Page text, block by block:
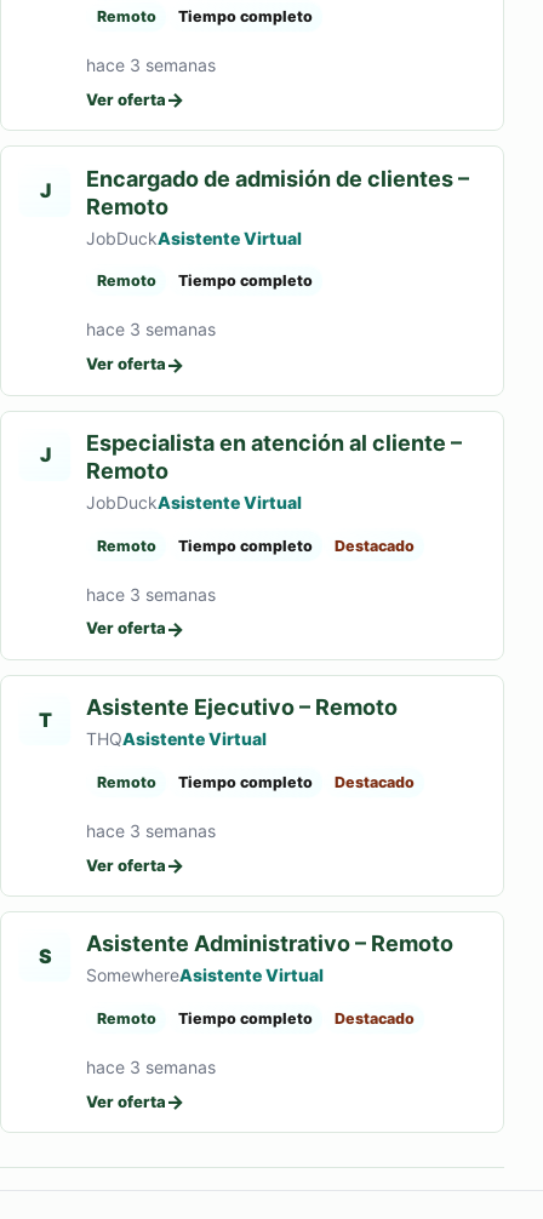
Remoto Tiempo completo
hace 3 semanas
Ver oferta→
J
Encargado de admisión de clientes –
Remoto
JobDuckAsistente Virtual
Remoto Tiempo completo
hace 3 semanas
Ver oferta→
J
Especialista en atención al cliente –
Remoto
JobDuckAsistente Virtual
Remoto Tiempo completo Destacado
hace 3 semanas
Ver oferta→
T Asistente Ejecutivo – Remoto
THQAsistente Virtual
Remoto Tiempo completo Destacado
hace 3 semanas
Ver oferta→
S Asistente Administrativo – Remoto
SomewhereAsistente Virtual
Remoto Tiempo completo Destacado
hace 3 semanas
Ver oferta→